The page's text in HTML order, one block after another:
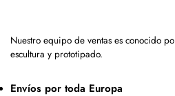
Nuestro equipo de ventas es conocido
escultura y prototipado.
Envíos por toda Europa